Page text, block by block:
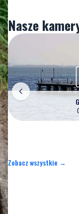
Nasze
Zobacz wszystkie →